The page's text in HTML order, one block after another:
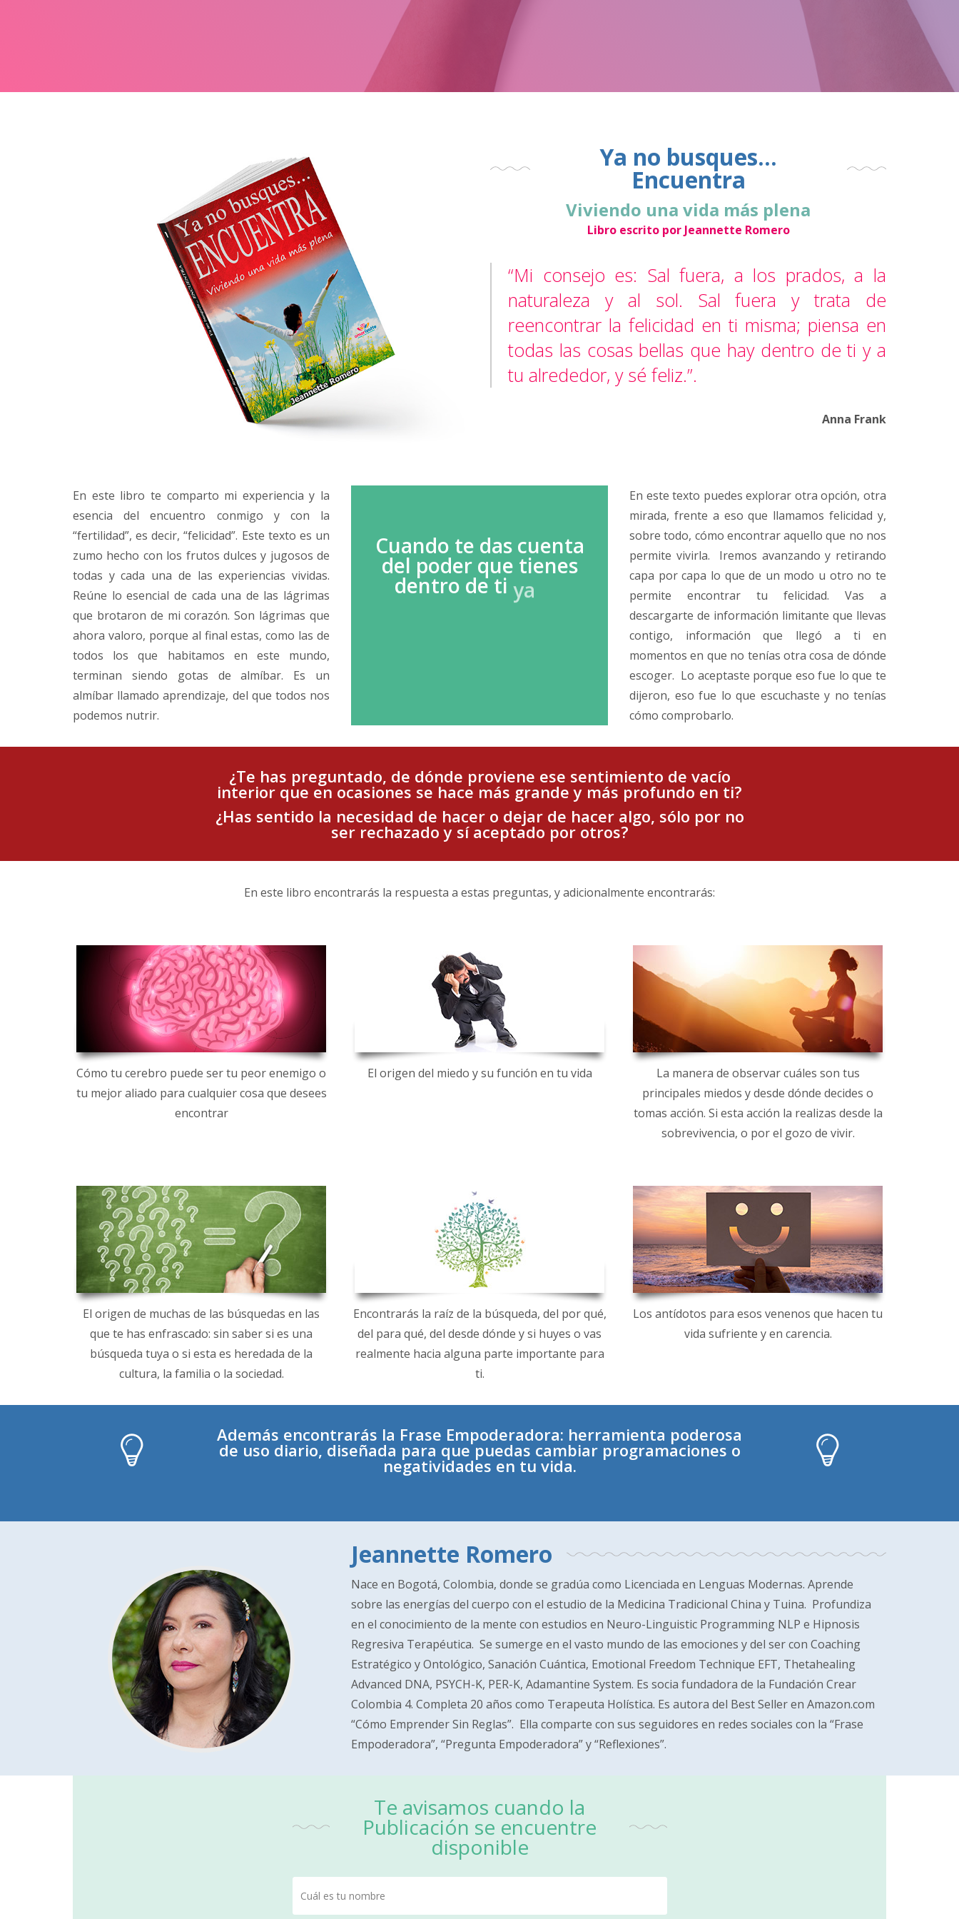
Ya no busques...
Encuentra
Viviendo una vida más plena
Libro escrito por Jeannette Romero
“Mi consejo es: Sal fuera, a los prados, a la
naturaleza y al sol. Sal fuera y trata de
reencontrar la felicidad en ti misma; piensa en
todas las cosas bellas que hay dentro de ti y a
tu alrededor, y sé feliz.”.
Anna Frank
En este libro te comparto mi experiencia y la
esencia del encuentro conmigo y con la
“fertilidad”, es decir, “felicidad”. Este texto es un
zumo hecho con los frutos dulces y jugosos de
todas y cada una de las experiencias vividas.
Reúne lo esencial de cada una de las lágrimas
que brotaron de mi corazón. Son lágrimas que
ahora valoro, porque al final estas, como las de
todos los que habitamos en este mundo,
terminan siendo gotas de almíbar. Es un
almíbar llamado aprendizaje, del que todos nos
podemos nutrir.
Cuando te das cuenta
del poder que tienes
dentro de ti ya
víctima
En este texto puedes explorar otra opción, otra
mirada, frente a eso que llamamos felicidad y,
sobre todo, cómo encontrar aquello que no nos
permite vivirla. Iremos avanzando y retirando
capa por capa lo que de un modo u otro no te
permite encontrar tu felicidad. Vas a
descargarte de información limitante que llevas
contigo, información que llegó a ti en
momentos en que no tenías otra cosa de dónde
escoger. Lo aceptaste porque eso fue lo que te
dijeron, eso fue lo que escuchaste y no tenías
cómo comprobarlo.
¿Te has preguntado, de dónde proviene ese sentimiento de vacío
interior que en ocasiones se hace más grande y más profundo en ti?
¿Has sentido la necesidad de hacer o dejar de hacer algo, sólo por no
ser rechazado y sí aceptado por otros?
En este libro encontrarás la respuesta a estas preguntas, y adicionalmente encontrarás:
Cómo tu cerebro puede ser tu peor enemigo o
tu mejor aliado para cualquier cosa que desees
encontrar
El origen del miedo y su función en tu vida
La manera de observar cuáles son tus
principales miedos y desde dónde decides o
tomas acción. Si esta acción la realizas desde la
sobrevivencia, o por el gozo de vivir.
El origen de muchas de las búsquedas en las
que te has enfrascado: sin saber si es una
búsqueda tuya o si esta es heredada de la
cultura, la familia o la sociedad.
Encontrarás la raíz de la búsqueda, del por qué,
del para qué, del desde dónde y si huyes o vas
realmente hacia alguna parte importante para
ti.
Los antídotos para esos venenos que hacen tu
vida sufriente y en carencia.
Además encontrarás la Frase Empoderadora: herramienta poderosa
de uso diario, diseñada para que puedas cambiar programaciones o
negatividades en tu vida.
Jeannette Romero
Nace en Bogotá, Colombia, donde se gradúa como Licenciada en Lenguas Modernas. Aprende
sobre las energías del cuerpo con el estudio de la Medicina Tradicional China y Tuina. Profundiza
en el conocimiento de la mente con estudios en Neuro-Linguistic Programming NLP e Hipnosis
Regresiva Terapéutica. Se sumerge en el vasto mundo de las emociones y del ser con Coaching
Estratégico y Ontológico, Sanación Cuántica, Emotional Freedom Technique EFT, Thetahealing
Advanced DNA, PSYCH-K, PER-K, Adamantine System. Es socia fundadora de la Fundación Crear
Colombia 4. Completa 20 años como Terapeuta Holística. Es autora del Best Seller en Amazon.com
“Cómo Emprender Sin Reglas”. Ella comparte con sus seguidores en redes sociales con la “Frase
Empoderadora”, “Pregunta Empoderadora” y “Reflexiones”.
Te avisamos cuando la
Publicación se encuentre
disponible